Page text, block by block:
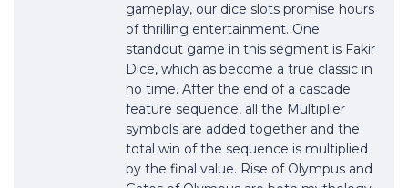
gameplay, our dice slots promise hours
of thrilling entertainment. One
standout game in this segment is Fakir
Dice, which as become a true classic in
no time. After the end of a cascade
feature sequence, all the Multiplier
symbols are added together and the
total win of the sequence is multiplied
by the final value. Rise of Olympus and